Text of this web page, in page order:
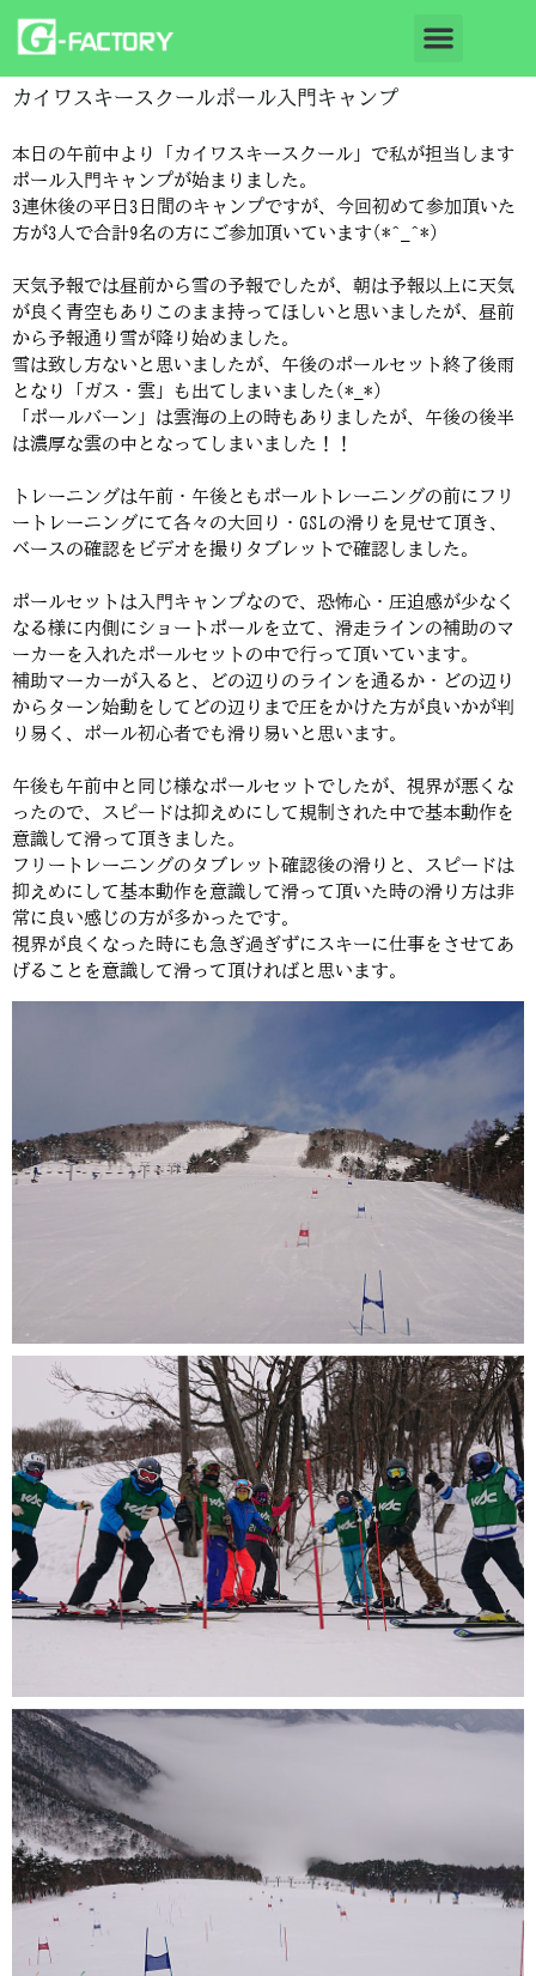
カイワスキースクールポール入門キャンプ
本日の午前中より「カイワスキースクール」で私が担当します
ポール入門キャンプが始まりました。
3連休後の平日3日間のキャンプですが、今回初めて参加頂いた
方が3人で合計9名の方にご参加頂いています(*^_^*)
天気予報では昼前から雪の予報でしたが、朝は予報以上に天気
が良く青空もありこのまま持ってほしいと思いましたが、昼前
から予報通り雪が降り始めました。
雪は致し方ないと思いましたが、午後のポールセット終了後雨
となり「ガス・雲」も出てしまいました(*_*)
「ポールバーン」は雲海の上の時もありましたが、午後の後半
は濃厚な雲の中となってしまいました！！
トレーニングは午前・午後ともポールトレーニングの前にフリ
ートレーニングにて各々の大回り・GSLの滑りを見せて頂き、
ベースの確認をビデオを撮りタブレットで確認しました。
ポールセットは入門キャンプなので、恐怖心・圧迫感が少なく
なる様に内側にショートポールを立て、滑走ラインの補助のマ
ーカーを入れたポールセットの中で行って頂いています。
補助マーカーが入ると、どの辺りのラインを通るか・どの辺り
からターン始動をしてどの辺りまで圧をかけた方が良いかが判
り易く、ポール初心者でも滑り易いと思います。
午後も午前中と同じ様なポールセットでしたが、視界が悪くな
ったので、スピードは抑えめにして規制された中で基本動作を
意識して滑って頂きました。
フリートレーニングのタブレット確認後の滑りと、スピードは
抑えめにして基本動作を意識して滑って頂いた時の滑り方は非
常に良い感じの方が多かったです。
視界が良くなった時にも急ぎ過ぎずにスキーに仕事をさせてあ
げることを意識して滑って頂ければと思います。